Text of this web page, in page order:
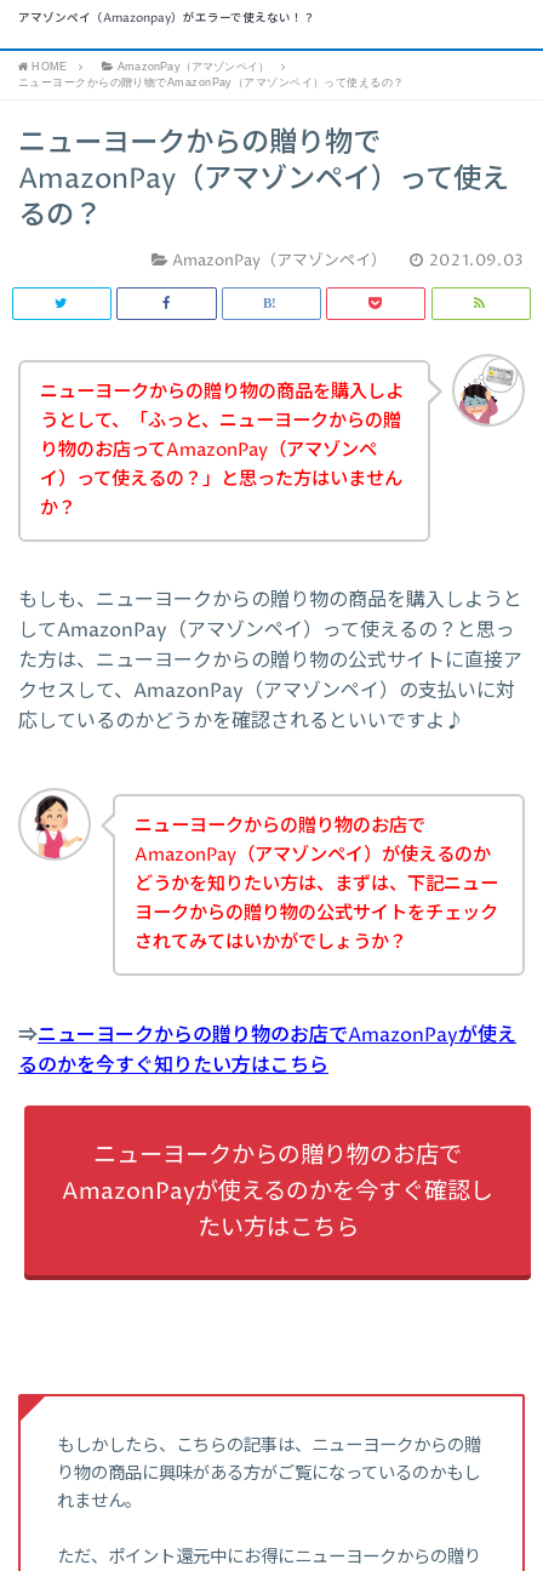
アマゾンペイ（Amazonpay）がエラーで使えない！？
HOME
AmazonPay（アマゾンペイ）
ニューヨークからの贈り物でAmazonPay（アマゾンペイ）って使えるの？
ニューヨークからの贈り物で
AmazonPay（アマゾンペイ）って使え
るの？
AmazonPay（アマゾンペイ） 2021.09.03
ニューヨークからの贈り物の商品を購入しよ
うとして、「ふっと、ニューヨークからの贈
り物のお店ってAmazonPay（アマゾンペ
イ）って使えるの？」と思った方はいません
か？
もしも、ニューヨークからの贈り物の商品を購入しようと
してAmazonPay（アマゾンペイ）って使えるの？と思っ
た方は、ニューヨークからの贈り物の公式サイトに直接ア
クセスして、AmazonPay（アマゾンペイ）の支払いに対
応しているのかどうかを確認されるといいですよ♪
ニューヨークからの贈り物のお店で
AmazonPay（アマゾンペイ）が使えるのか
どうかを知りたい方は、まずは、下記ニュー
ヨークからの贈り物の公式サイトをチェック
されてみてはいかがでしょうか？
⇒ニューヨークからの贈り物のお店でAmazonPayが使え
るのかを今すぐ知りたい方はこちら
ニューヨークからの贈り物のお店で
AmazonPayが使えるのかを今すぐ確認し
たい方はこちら
もしかしたら、こちらの記事は、ニューヨークからの贈
り物の商品に興味がある方がご覧になっているのかもし
れません。
ただ、ポイント還元中にお得にニューヨークからの贈り